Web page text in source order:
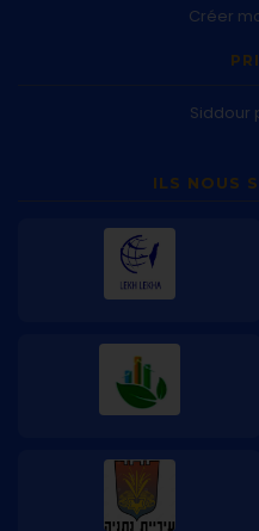
Créer
Siddour
ILS NOUS